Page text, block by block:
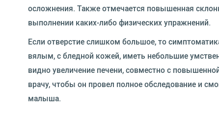
осложнения. Также отмечается повышенная
выполнении каких-либо физических упражнений.
Если отверстие слишком большое, то
вялым, с бледной кожей, иметь небольшие
видно увеличение печени, совместно с
врачу, чтобы он провел полное обследование и
малыша.